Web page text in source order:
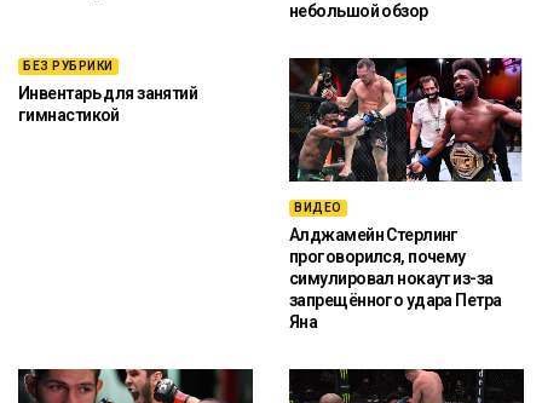
небольшой обзор
БЕЗ РУБРИКИ
Инвентарь для занятий
гимнастикой
ВИДЕО
Алджамейн Стерлинг
проговорился, почему
симулировал нокаут из-за
запрещённого удара Петра
Яна